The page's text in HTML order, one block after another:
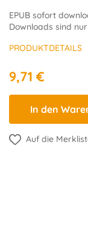
EPUB sofort
Downloads sind
PRODUKTDETAILS
9,71 €
In den
Auf die